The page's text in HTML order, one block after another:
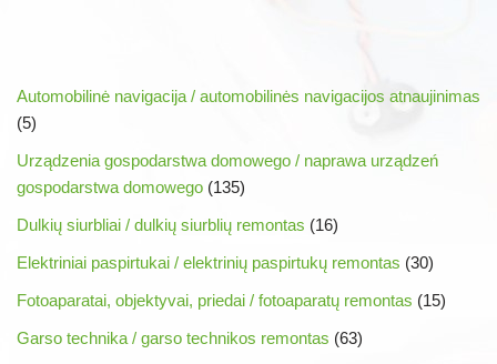
Automobilinė navigacija / automobilinės navigacijos atnaujinimas
(5)
Urządzenia gospodarstwa domowego / naprawa urządzeń
gospodarstwa domowego (135)
Dulkių siurbliai / dulkių siurblių remontas (16)
Elektriniai paspirtukai / elektrinių paspirtukų remontas (30)
Fotoaparatai, objektyvai, priedai / fotoaparatų remontas (15)
Garso technika / garso technikos remontas (63)